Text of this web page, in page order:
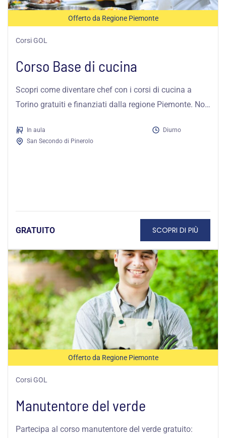
Offerto da Regione Piemonte
Corsi GOL
Corso Base di cucina
Scopri come diventare chef con i corsi di cucina a
Torino gratuiti e finanziati dalla regione Piemonte. Non
In aula
Diurno
San Secondo di Pinerolo
GRATUITO SCOPRI DI PIÙ
Offerto da Regione Piemonte
Corsi GOL
Manutentore del verde
Partecipa al corso manutentore del verde gratuito: